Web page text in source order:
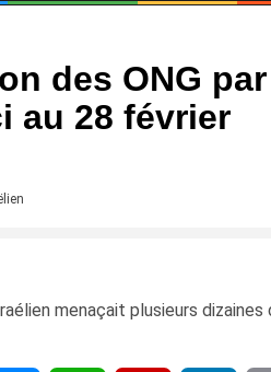
des ONG
au 28 février
menaçait plusieurs dizaines